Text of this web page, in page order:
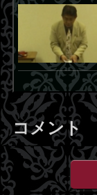
コメント